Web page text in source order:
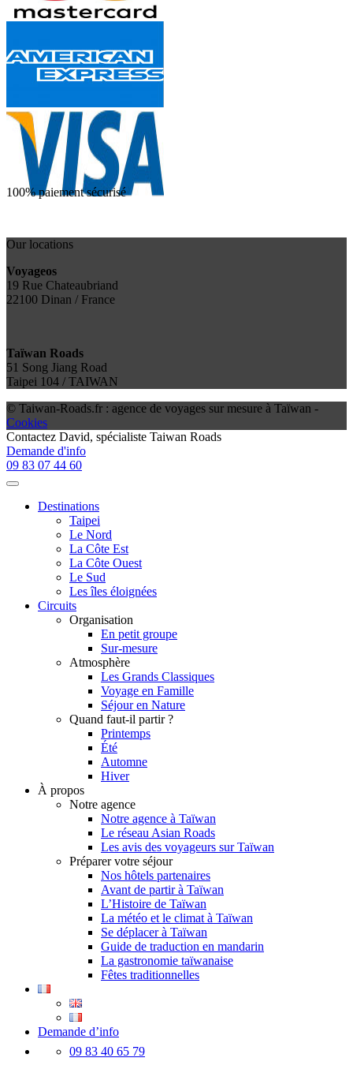
100% paiement sécurisé
Our locations
Voyageos
19 Rue Chateaubriand
22100 Dinan / France
Taïwan Roads
51 Song Jiang Road
Taipei 104 / TAIWAN
© Taiwan-Roads.fr : agence de voyages sur mesure à Taïwan -
Cookies
Contactez David, spécialiste Taiwan Roads
Demande d'info
09 83 07 44 60
Destinations
Taipei
Le Nord
La Côte Est
La Côte Ouest
Le Sud
Les îles éloignées
Circuits
Organisation
En petit groupe
Sur-mesure
Atmosphère
Les Grands Classiques
Voyage en Famille
Séjour en Nature
Quand faut-il partir ?
Printemps
Été
Automne
Hiver
À propos
Notre agence
Notre agence à Taïwan
Le réseau Asian Roads
Les avis des voyageurs sur Taïwan
Préparer votre séjour
Nos hôtels partenaires
Avant de partir à Taïwan
L’Histoire de Taïwan
La météo et le climat à Taïwan
Se déplacer à Taïwan
Guide de traduction en mandarin
La gastronomie taïwanaise
Fêtes traditionnelles
Demande d’info
09 83 40 65 79